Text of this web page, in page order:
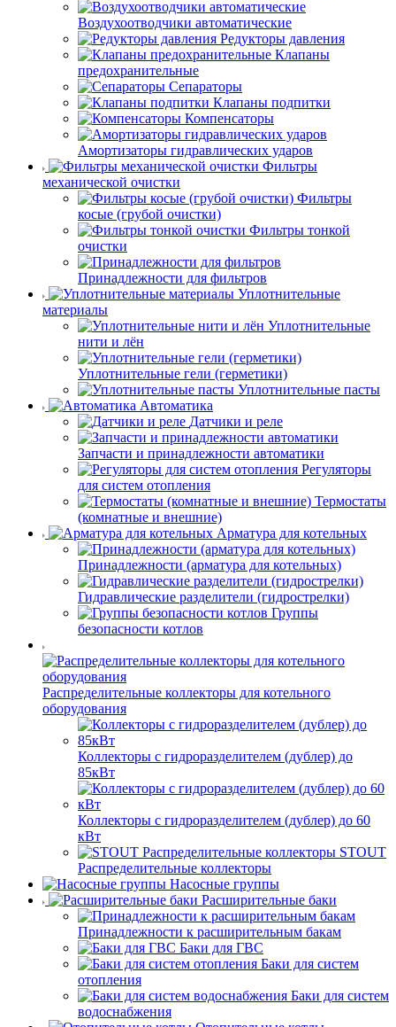
Воздухоотводчики автоматические
Редукторы давления
Клапаны
предохранительные
Сепараторы
Клапаны подпитки
Компенсаторы
Амортизаторы гидравлических ударов
Фильтры
механической очистки
Фильтры
косые (грубой очистки)
Фильтры тонкой
очистки
Принадлежности для фильтров
Уплотнительные
материалы
Уплотнительные
нити и лён
Уплотнительные гели (герметики)
Уплотнительные пасты
Автоматика
Датчики и реле
Запчасти и принадлежности автоматики
Регуляторы
для систем отопления
Термостаты
(комнатные и внешние)
Арматура для котельных
Принадлежности (арматура для котельных)
Гидравлические разделители (гидрострелки)
Группы
безопасности котлов
Распределительные коллекторы для котельного
оборудования
Коллекторы с гидроразделителем (дублер) до
85кВт
Коллекторы с гидроразделителем (дублер) до 60
кВт
STOUT
Распределительные коллекторы
Насосные группы
Расширительные баки
Принадлежности к расширительным бакам
Баки для ГВС
Баки для систем
отопления
Баки для систем
водоснабжения